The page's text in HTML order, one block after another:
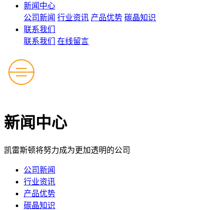
新闻中心
公司新闻 行业资讯 产品优势 碳晶知识
联系我们
联系我们
在线留言
新闻中心
凯雷斯顿将努力成为更加透明的公司
公司新闻
行业资讯
产品优势
碳晶知识